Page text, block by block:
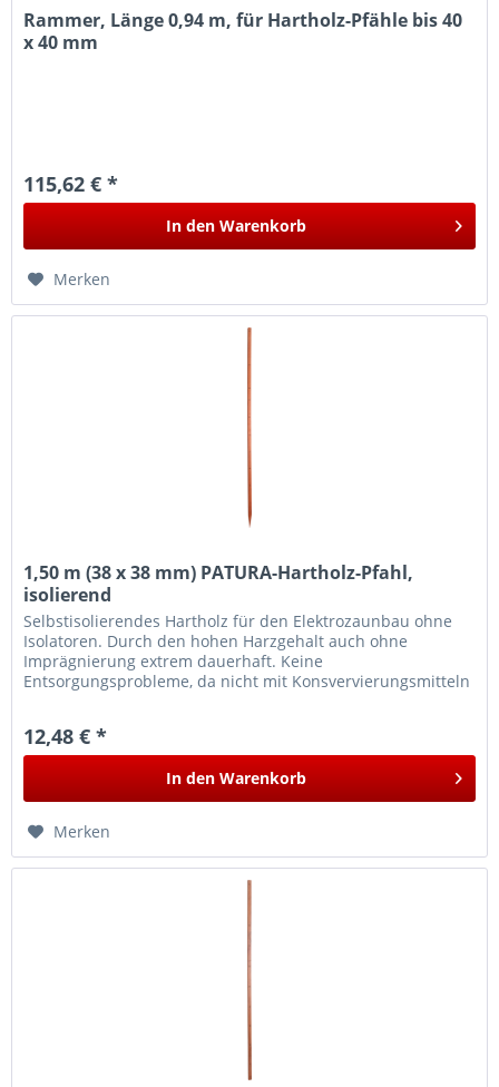
Rammer, Länge 0,94 m, für Hartholz-Pfähle bis 40
x 40 mm
115,62 € *
In den Warenkorb
Merken
1,50 m (38 x 38 mm) PATURA-Hartholz-Pfahl,
isolierend
Selbstisolierendes Hartholz für den Elektrozaunbau ohne
Isolatoren. Durch den hohen Harzgehalt auch ohne
Imprägnierung extrem dauerhaft. Keine
Entsorgungsprobleme, da nicht mit Konsvervierungsmitteln
12,48 € *
In den Warenkorb
Merken